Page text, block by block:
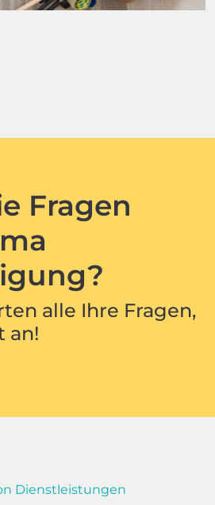
Fragen
alle Ihre Fragen,
an!
Dienstleistungen